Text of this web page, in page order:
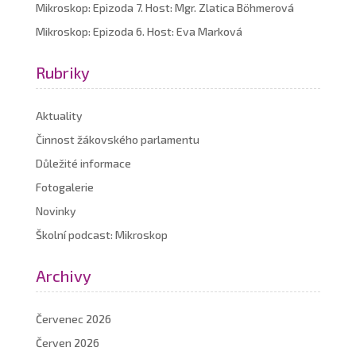
Mikroskop: Epizoda 7. Host: Mgr. Zlatica Böhmerová
Mikroskop: Epizoda 6. Host: Eva Marková
Rubriky
Aktuality
Činnost žákovského parlamentu
Důležité informace
Fotogalerie
Novinky
Školní podcast: Mikroskop
Archivy
Červenec 2026
Červen 2026